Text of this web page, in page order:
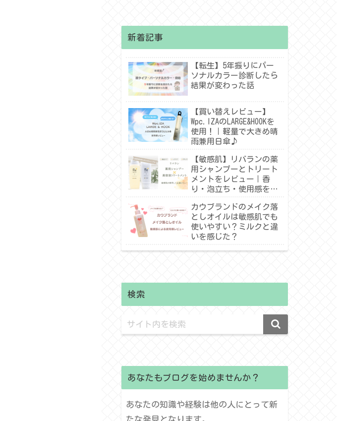
新着記事
【転生】5年振りにパー
ソナルカラー診断したら
結果が変わった話
【買い替えレビュー】
Wpc.IZAのLARGE&HOOKを
使用！｜軽量で大きめ晴
雨兼用日傘♪
【敏感肌】リバランの薬
用シャンプーとトリート
メントをレビュー｜香
り・泡立ち・使用感を紹
カウブランドのメイク落
としオイルは敏感肌でも
使いやすい？ミルクと違
いを感じた？
検索
あなたもブログを始めませんか？
あなたの知識や経験は他の人にとって新